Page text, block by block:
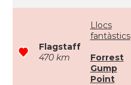
Flagstaff
470 km
Llocs
fantàstics
Forrest
Gump
Point